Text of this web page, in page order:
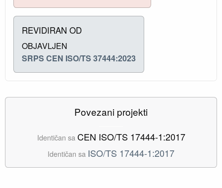
REVIDIRAN OD
OBJAVLJEN
SRPS CEN ISO/TS 37444:2023
Povezani projekti
Identičan saCEN ISO/TS 17444-1:2017
Identičan sa ISO/TS 17444-1:2017